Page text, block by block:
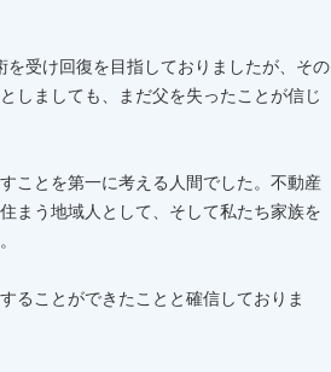
受け回復を目指しておりましたが、その
しましても、まだ父を失ったことが信じ
ことを第一に考える人間でした。不動産
まう地域人として、そして私たち家族を
ることができたことと確信しておりま